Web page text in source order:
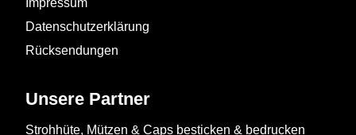
Datenschutzerklärung
Rücksendungen
Unsere Partner
Strohhüte, Mützen & Caps besticken & bedrucken